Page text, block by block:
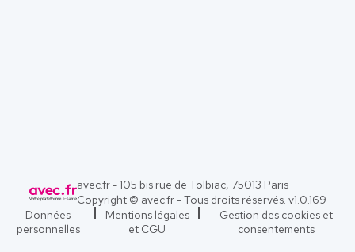
avec.fr - 105 bis rue de Tolbiac, 75013 Paris
Copyright © avec.fr - Tous droits réservés. v1.0.169
Données
personnelles
Mentions légales
et CGU
Gestion des cookies et
consentements